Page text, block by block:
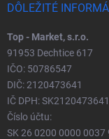
DÔLEŽITÉ
Top - Market, s.r.o.
91953 Dechtice 617
IČO: 50786547
DIČ: 2120473641
IČ DPH: SK2120473641
Číslo účtu:
SK 26 0200 0000 0037